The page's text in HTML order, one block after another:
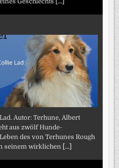
Autor: Terhune, Albert
aus zwölf Hunde-
des von Terhunes Rough
seinem wirklichen [...]